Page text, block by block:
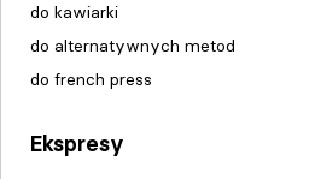
do kawiarki
do alternatywnych metod
do french press
Ekspresy